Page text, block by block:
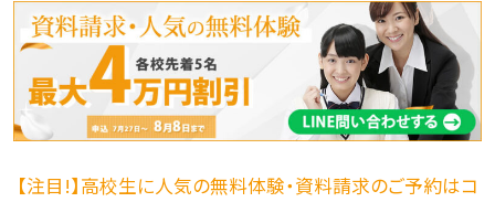
【注目!】高校生に人気の無料体験・資料請求のご予約はコ